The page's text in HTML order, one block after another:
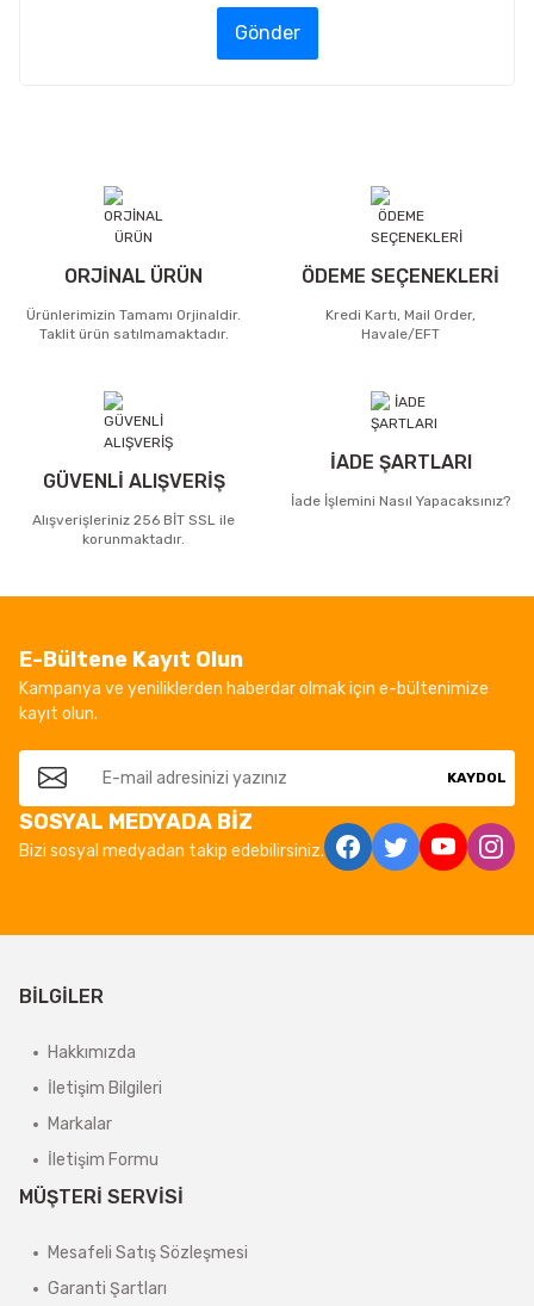
Gönder
ORJİNAL ÜRÜN
Ürünlerimizin Tamamı Orjinaldir.
Taklit ürün satılmamaktadır.
ÖDEME SEÇENEKLERİ
Kredi Kartı, Mail Order,
Havale/EFT
GÜVENLİ ALIŞVERİŞ
Alışverişleriniz 256 BİT SSL ile
korunmaktadır.
İADE ŞARTLARI
İade İşlemini Nasıl Yapacaksınız?
E-Bültene Kayıt Olun
Kampanya ve yeniliklerden haberdar olmak için e-bültenimize
kayıt olun.
KAYDOL
SOSYAL MEDYADA BİZ
Bizi sosyal medyadan takip edebilirsiniz.
BİLGİLER
Hakkımızda
İletişim Bilgileri
Markalar
İletişim Formu
MÜŞTERİ SERVİSİ
Mesafeli Satış Sözleşmesi
Garanti Şartları